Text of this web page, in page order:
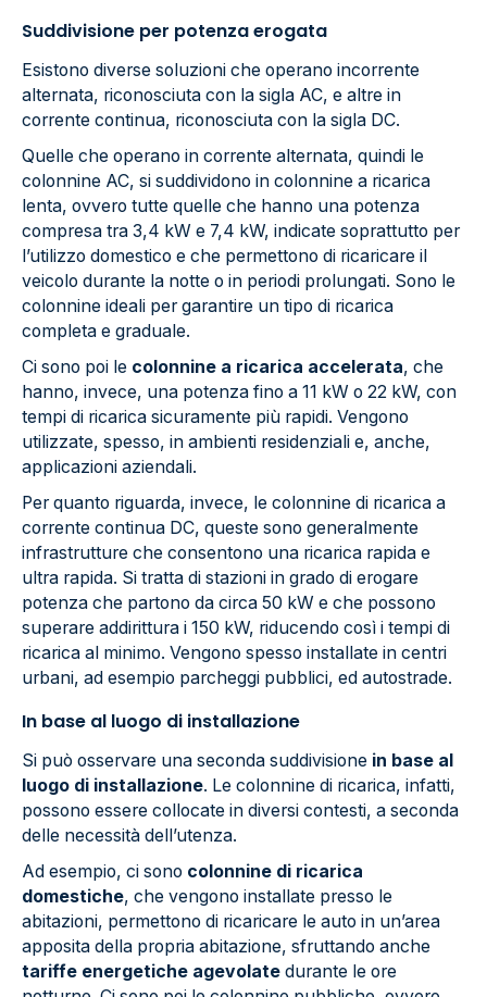
Suddivisione per potenza erogata
Esistono diverse soluzioni che operano incorrente
alternata, riconosciuta con la sigla AC, e altre in
corrente continua, riconosciuta con la sigla DC.
Quelle che operano in corrente alternata, quindi le
colonnine AC, si suddividono in colonnine a ricarica
lenta, ovvero tutte quelle che hanno una potenza
compresa tra 3,4 kW e 7,4 kW, indicate soprattutto per
l’utilizzo domestico e che permettono di ricaricare il
veicolo durante la notte o in periodi prolungati. Sono le
colonnine ideali per garantire un tipo di ricarica
completa e graduale.
Ci sono poi le colonnine a ricarica accelerata, che
hanno, invece, una potenza fino a 11 kW o 22 kW, con
tempi di ricarica sicuramente più rapidi. Vengono
utilizzate, spesso, in ambienti residenziali e, anche,
applicazioni aziendali.
Per quanto riguarda, invece, le colonnine di ricarica a
corrente continua DC, queste sono generalmente
infrastrutture che consentono una ricarica rapida e
ultra rapida. Si tratta di stazioni in grado di erogare
potenza che partono da circa 50 kW e che possono
superare addirittura i 150 kW, riducendo così i tempi di
ricarica al minimo. Vengono spesso installate in centri
urbani, ad esempio parcheggi pubblici, ed autostrade.
In base al luogo di installazione
Si può osservare una seconda suddivisione in base al
luogo di installazione. Le colonnine di ricarica, infatti,
possono essere collocate in diversi contesti, a seconda
delle necessità dell’utenza.
Ad esempio, ci sono colonnine di ricarica
domestiche, che vengono installate presso le
abitazioni, permettono di ricaricare le auto in un’area
apposita della propria abitazione, sfruttando anche
tariffe energetiche agevolate durante le ore